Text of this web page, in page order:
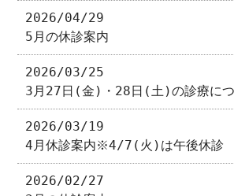
2026/04/29
5月の休診案内
2026/03/25
3月27日(金)・28日(土)の診療に
2026/03/19
4月休診案内※4/7(火)は午後休診
2026/02/27